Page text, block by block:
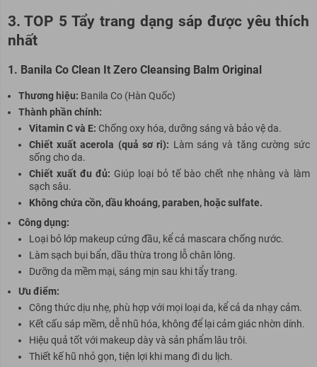
3. TOP 5 Tẩy trang dạng sáp được yêu thích
nhất
1. Banila Co Clean It Zero Cleansing Balm Original
Thương hiệu: Banila Co (Hàn Quốc)
Thành phần chính:
Vitamin C và E: Chống oxy hóa, dưỡng sáng và bảo vệ da.
Chiết xuất acerola (quả sơ ri): Làm sáng và tăng cường sức
sống cho da.
Chiết xuất đu đủ: Giúp loại bỏ tế bào chết nhẹ nhàng và làm
sạch sâu.
Không chứa cồn, dầu khoáng, paraben, hoặc sulfate.
Công dụng:
Loại bỏ lớp makeup cứng đầu, kể cả mascara chống nước.
Làm sạch bụi bẩn, dầu thừa trong lỗ chân lông.
Dưỡng da mềm mại, sáng mịn sau khi tẩy trang.
Ưu điểm:
Công thức dịu nhẹ, phù hợp với mọi loại da, kể cả da nhạy cảm.
Kết cấu sáp mềm, dễ nhũ hóa, không để lại cảm giác nhờn dính.
Hiệu quả tốt với makeup dày và sản phẩm lâu trôi.
Thiết kế hũ nhỏ gọn, tiện lợi khi mang đi du lịch.